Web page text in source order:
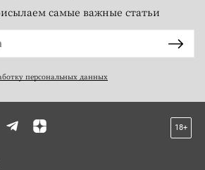
самые важные статьи
персональных данных
18+